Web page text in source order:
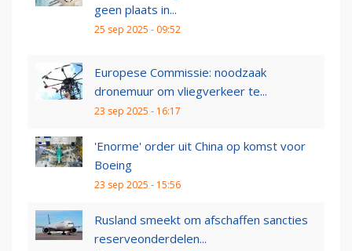
geen plaats in...
25 sep 2025 - 09:52
Europese Commissie: noodzaak
dronemuur om vliegverkeer te...
23 sep 2025 - 16:17
'Enorme' order uit China op komst voor
Boeing
23 sep 2025 - 15:56
Rusland smeekt om afschaffen sancties
reserveonderdelen...